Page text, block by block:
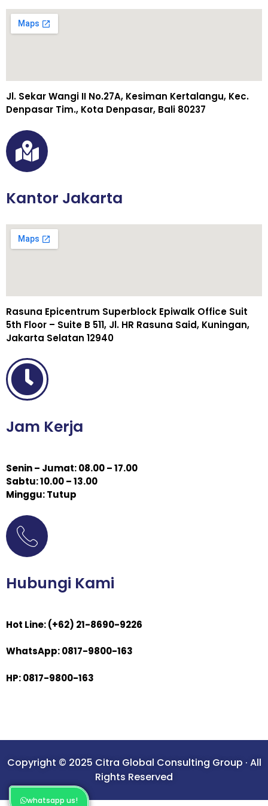
whatsapp us!
Jl. Sekar Wangi II No.27A, Kesiman Kertalangu, Kec.
Denpasar Tim., Kota Denpasar, Bali 80237
Kantor Jakarta
Rasuna Epicentrum Superblock Epiwalk Office Suit
5th Floor – Suite B 511, Jl. HR Rasuna Said, Kuningan,
Jakarta Selatan 12940
Jam Kerja
Senin – Jumat: 08.00 – 17.00
Sabtu: 10.00 – 13.00
Minggu: Tutup
Hubungi Kami
Hot Line: (+62) 21-8690-9226
WhatsApp: 0817-9800-163
HP: 0817-9800-163
Copyright © 2025 Citra Global Consulting Group · All
Rights Reserved